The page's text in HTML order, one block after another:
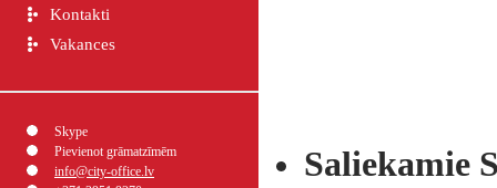
Kontakti
Vakances
Skype
Pievienot grāmatzīmēm
info@city-office.lv
Saliekamie